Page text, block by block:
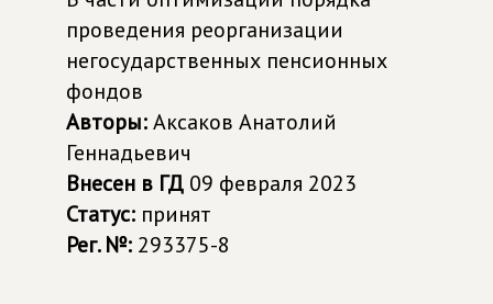
проведения реорганизации
негосударственных пенсионных
фондов
Авторы:Аксаков Анатолий
Геннадьевич
Внесен в ГД 09 февраля 2023
Статус: принят
Рег. №: 293375-8